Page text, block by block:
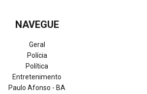
NAVEGUE
Geral
Polícia
Política
Entretenimento
Paulo Afonso - BA